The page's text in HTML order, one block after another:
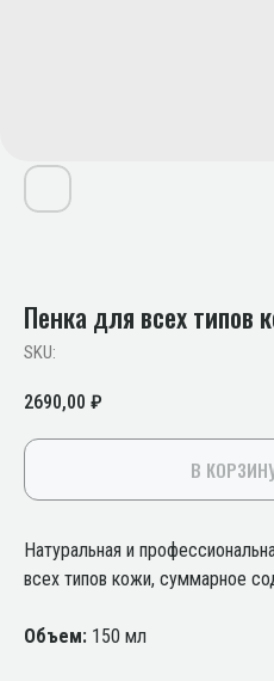
Пенка для всех типов
SKU:
2690,00 ₽
В
Натуральная и
всех типов кожи, суммарное
Объем: 150 мл